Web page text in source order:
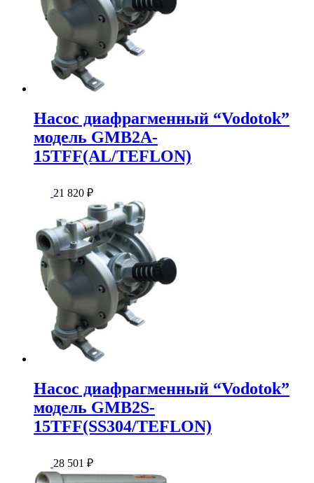
Насос диафрагменный “Vodotok”
модель GMB2A-
15TFF(AL/TEFLON)
21 820 ₽
Насос диафрагменный “Vodotok”
модель GMB2S-
15TFF(SS304/TEFLON)
28 501 ₽